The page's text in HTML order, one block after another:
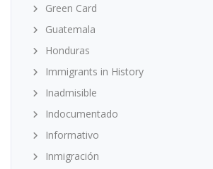
Green Card
Guatemala
Honduras
Immigrants in History
Inadmisible
Indocumentado
Informativo
Inmigración